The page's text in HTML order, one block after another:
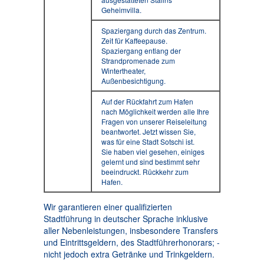
Geheimvilla.
Spaziergang durch das Zentrum.
Zeit für Kaffeepause.
Spaziergang entlang der
Strandpromenade zum
Wintertheater,
Außenbesichtigung.
Auf der Rückfahrt zum Hafen
nach Möglichkeit werden alle Ihre
Fragen von unserer Reiseleitung
beantwortet. Jetzt wissen Sie,
was für eine Stadt Sotschi ist.
Sie haben viel gesehen, einiges
gelernt und sind bestimmt sehr
beeindruckt. Rückkehr zum
Hafen.
Wir garantieren einer qualifizierten
Stadtführung in deutscher Sprache inklusive
aller Nebenleistungen, insbesondere Transfers
und Eintrittsgeldern, des Stadtführerhonorars; -
nicht jedoch extra Getränke und Trinkgeldern.